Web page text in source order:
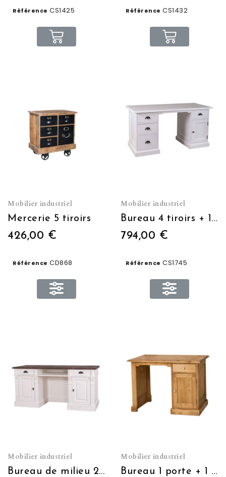
Référence CS1425 Référence CS1432
Mobilier industriel
Mercerie 5 tiroirs
426,00 €
Référence CD868
Mobilier industriel
Bureau 4 tiroirs + 1 porte L 152 x H 78 x P 70
794,00 €
Référence CS1745
Mobilier industriel
Bureau de milieu 2 Portes + 2 Tiroirs + niche L 160 x H 78 x P 70
Mobilier industriel
Bureau 1 porte + 1 tiroir L 110 x H 78 x P 70